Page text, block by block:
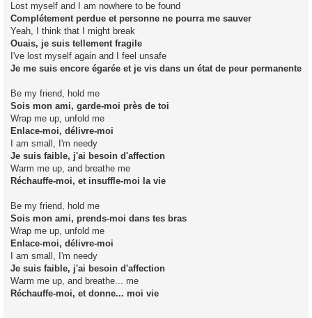
Lost myself and I am nowhere to be found
Complétement perdue et personne ne pourra me sauver
Yeah, I think that I might break
Ouais, je suis tellement fragile
I've lost myself again and I feel unsafe
Je me suis encore égarée et je vis dans un état de peur permanente
Be my friend, hold me
Sois mon ami, garde-moi près de toi
Wrap me up, unfold me
Enlace-moi, délivre-moi
I am small, I'm needy
Je suis faible, j'ai besoin d'affection
Warm me up, and breathe me
Réchauffe-moi, et insuffle-moi la vie
Be my friend, hold me
Sois mon ami, prends-moi dans tes bras
Wrap me up, unfold me
Enlace-moi, délivre-moi
I am small, I'm needy
Je suis faible, j'ai besoin d'affection
Warm me up, and breathe... me
Réchauffe-moi, et donne... moi vie